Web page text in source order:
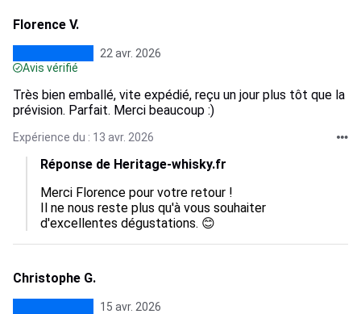
Florence V.
22 avr. 2026
Avis vérifié
Très bien emballé, vite expédié, reçu un jour plus tôt que la
prévision. Parfait. Merci beaucoup :)
Expérience du : 13 avr. 2026
Réponse de Heritage-whisky.fr
Merci Florence pour votre retour !
Il ne nous reste plus qu'à vous souhaiter
d'excellentes dégustations. 😊
Christophe G.
15 avr. 2026